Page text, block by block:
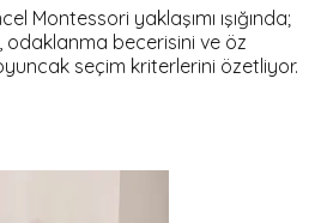
Montessori yaklaşımı ışığında;
odaklanma becerisini ve öz
seçim kriterlerini özetliyor.